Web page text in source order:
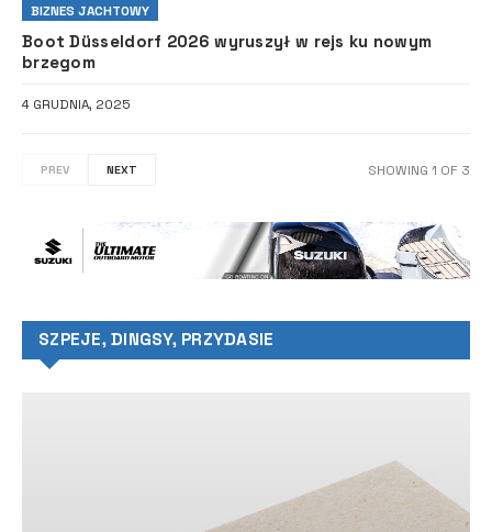
BIZNES JACHTOWY
Boot Düsseldorf 2026 wyruszył w rejs ku nowym
brzegom
4 GRUDNIA, 2025
PREV NEXT SHOWING 1 OF 3
SZPEJE, DINGSY, PRZYDASIE